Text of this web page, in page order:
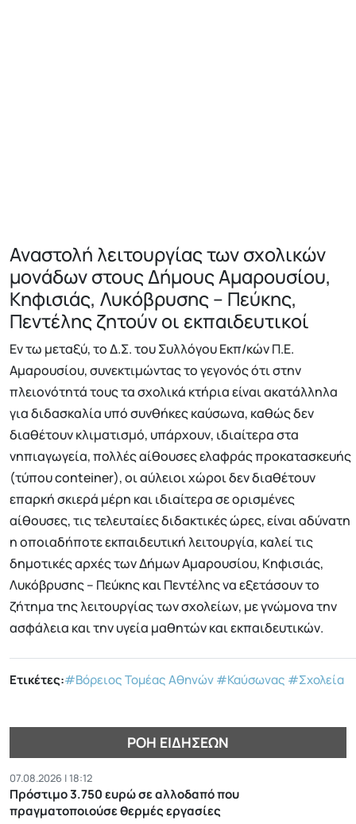
Αναστολή λειτουργίας των σχολικών
μονάδων στους Δήμους Αμαρουσίου,
Κηφισιάς, Λυκόβρυσης – Πεύκης,
Πεντέλης ζητούν οι εκπαιδευτικοί
Εν τω μεταξύ, το Δ.Σ. του Συλλόγου Εκπ/κών Π.Ε.
Αμαρουσίου, συνεκτιμώντας το γεγονός ότι στην
πλειονότητά τους τα σχολικά κτήρια είναι ακατάλληλα
για διδασκαλία υπό συνθήκες καύσωνα, καθώς δεν
διαθέτουν κλιματισμό, υπάρχουν, ιδιαίτερα στα
νηπιαγωγεία, πολλές αίθουσες ελαφράς προκατασκευής
(τύπου conteiner), οι αύλειοι χώροι δεν διαθέτουν
επαρκή σκιερά μέρη και ιδιαίτερα σε ορισμένες
αίθουσες, τις τελευταίες διδακτικές ώρες, είναι αδύνατη
η οποιαδήποτε εκπαιδευτική λειτουργία, καλεί τις
δημοτικές αρχές των Δήμων Αμαρουσίου, Κηφισιάς,
Λυκόβρυσης – Πεύκης και Πεντέλης να εξετάσουν το
ζήτημα της λειτουργίας των σχολείων, με γνώμονα την
ασφάλεια και την υγεία μαθητών και εκπαιδευτικών.
Ετικέτες:#Βόρειος Τομέας Αθηνών#Καύσωνας #Σχολεία
ΡΟΉ ΕΙΔΉΣΕΩΝ
07.08.2026 | 18:12
Πρόστιμο 3.750 ευρώ σε αλλοδαπό που
πραγματοποιούσε θερμές εργασίες